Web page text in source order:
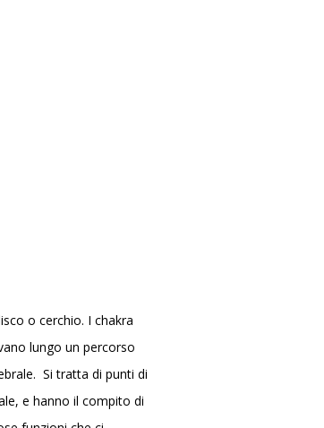
o cerchio. I chakra
lungo un percorso
Si tratta di punti di
e hanno il compito di